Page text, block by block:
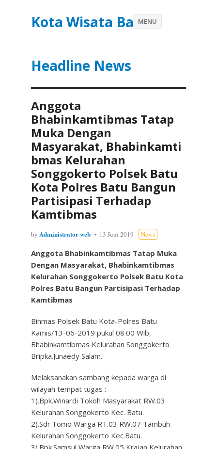
Kota Wisata Batu
Headline News
MENU
Anggota
Bhabinkamtibmas Tatap
Muka Dengan
Masyarakat, Bhabinkamti
bmas Kelurahan
Songgokerto Polsek Batu
Kota Polres Batu Bangun
Partisipasi Terhadap
Kamtibmas
by Administrator web 13 Juni 2019 News
Anggota Bhabinkamtibmas Tatap Muka
Dengan Masyarakat, Bhabinkamtibmas
Kelurahan Songgokerto Polsek Batu Kota
Polres Batu Bangun Partisipasi Terhadap
Kamtibmas
Binmas Polsek Batu Kota-Polres Batu
Kamis/13-06-2019 pukul 08.00 Wib,
Bhabinkamtibmas Kelurahan Songgokerto
Bripka.Junaedy Salam.
Melaksanakan sambang kepada warga di
wilayah tempat tugas :
1).Bpk.Winardi Tokoh Masyarakat RW.03
Kelurahan Songgokerto Kec. Batu.
2).Sdr.Tomo Warga RT.03 RW.07 Tambuh
Kelurahan Songgokerto Kec.Batu.
3).Bpk.Samsul Warga RW.05 Krajan Kelurahan